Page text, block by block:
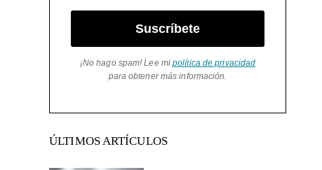
Suscríbete
¡No hago spam! Lee mipolítica de privacidad
para obtener más información.
ÚLTIMOS ARTÍCULOS